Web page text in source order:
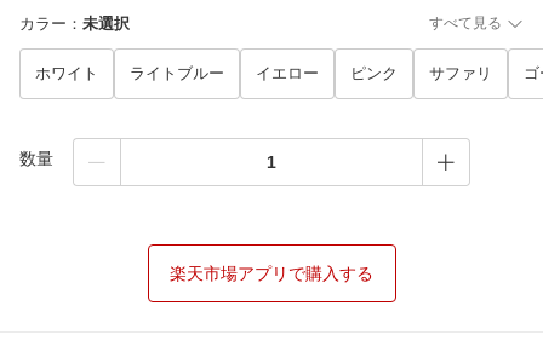
カラー ： 未選択 すべて見る
ホワイト ライトブルー イエロー ピンク サファリ
数量
楽天市場アプリで購入する